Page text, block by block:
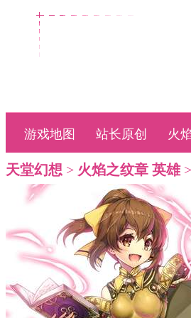
游戏地图 站长原创 火
天堂幻想 > 火焰之纹章 英雄>